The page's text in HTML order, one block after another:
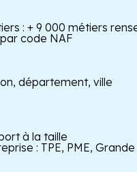
: + 9 000 métiers
code NAF
département, ville
à la taille
: TPE, PME,